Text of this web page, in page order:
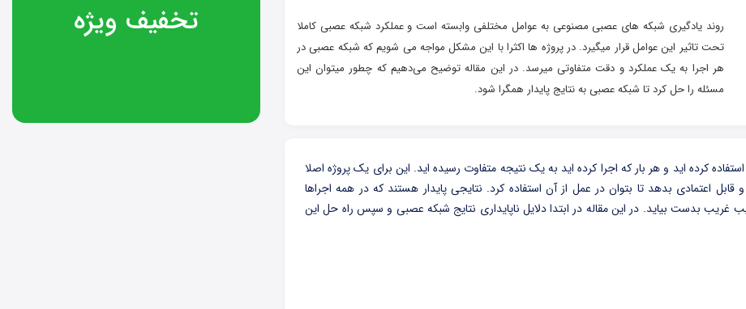
روند یادگیری شبکه های عصبی مصنوعی به عوامل مختلفی وابسته است و عملکرد شبکه عصبی کاملا
تحت تاثیر این عوامل قرار میگیرد. در پروژه ها اکثرا با این مشکل مواجه می شویم که شبکه عصبی در
هر اجرا به یک عملکرد و دقت متفاوتی میرسد. در این مقاله توضیح می‌دهیم که چطور میتوان این
مسئله را حل کرد تا شبکه عصبی به نتایج پایدار همگرا شود.
کرده اید و هر بار که اجرا کرده اید به یک نتیجه متفاوت رسیده اید. این برای یک پروژه اصلا
اعتمادی بدهد تا بتوان در عمل از آن استفاده کرد. نتایجی پایدار هستند که در همه اجراها
بدست بیاید. در این مقاله در ابتدا دلایل ناپایداری نتایج شبکه عصبی و سپس راه حل این
تخفیف ویژه